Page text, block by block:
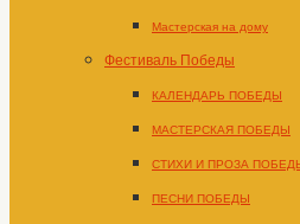
Мастерская на дому
Фестиваль Победы
КАЛЕНДАРЬ ПОБЕДЫ
МАСТЕРСКАЯ ПОБЕДЫ
СТИХИ И ПРОЗА
ПЕСНИ ПОБЕДЫ